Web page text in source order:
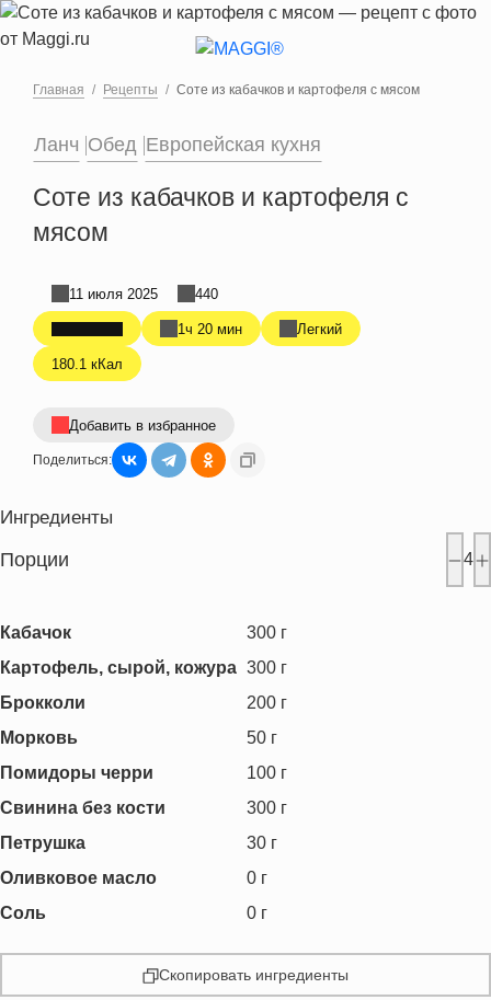
Перейти к основному содержанию
Главная Рецепты Соте из кабачков и картофеля с мясом
Ланч Обед Европейская кухня
Соте из кабачков и картофеля с
мясом
1ч 20 мин Легкий
180.1 кКал
11 июля 2025 440
Добавить в избранное
Поделиться:
Ингредиенты
Порции 4
Кабачок 300 г
Картофель, сырой, кожура 300 г
Брокколи
200 г
Морковь
50 г
Помидоры черри
100 г
Свинина без кости
300 г
Петрушка
30 г
Оливковое масло
0 г
Соль
0 г
Скопировать ингредиенты